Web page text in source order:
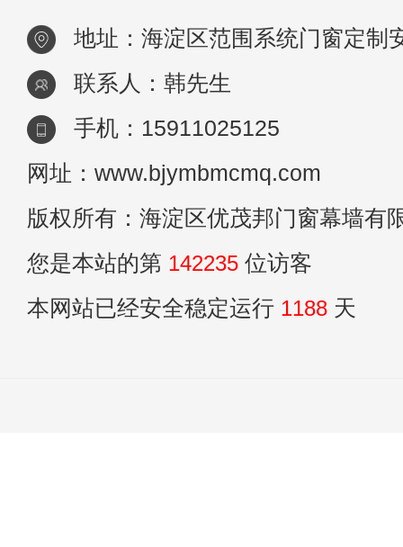
地址：海淀区范围系统门窗定制
联系人：韩先生
手机：15911025125
网址：www.bjymbmcmq.com
版权所有：海淀区优茂邦门窗幕墙有
您是本站的第 142235 位访客
本网站已经安全稳定运行 1188 天